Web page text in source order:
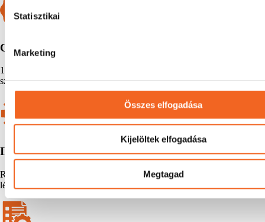
Statisztikai
Marketing
Összes elfogadása
Kijelöltek elfogadása
Megtagad
CHEMPLEX GARANCIA
12 hónap alap garancia, amely kiterjeszthető, ha a géped a Chemplex-
szervizre bízod
IPARI GÉPSZERVIZ
Részletezd, bontsd ki a címben szereplő jellemzőt, előnyt, megoldást,
lépést, amiről ez a rész szól.